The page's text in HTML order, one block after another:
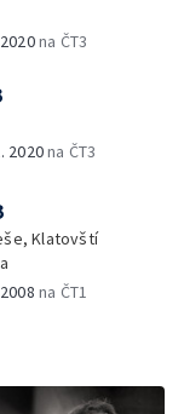
na ČT3
2020na ČT3
Klatovští
na ČT1